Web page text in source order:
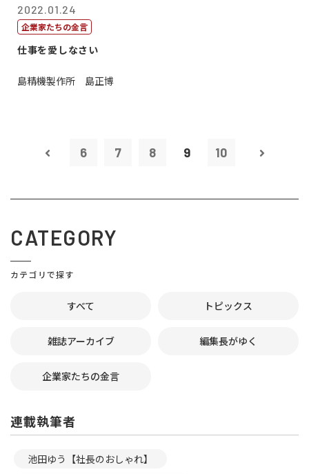
2022.01.24
企業家たちの金言
仕事を愛しなさい
島精機製作所 島正博
6 7 8 9 10
CATEGORY
カテゴリで探す
すべて トピックス
雑誌アーカイブ 編集長がゆく
企業家たちの金言
連載執筆者
池田ゆう【社長のおしゃれ】